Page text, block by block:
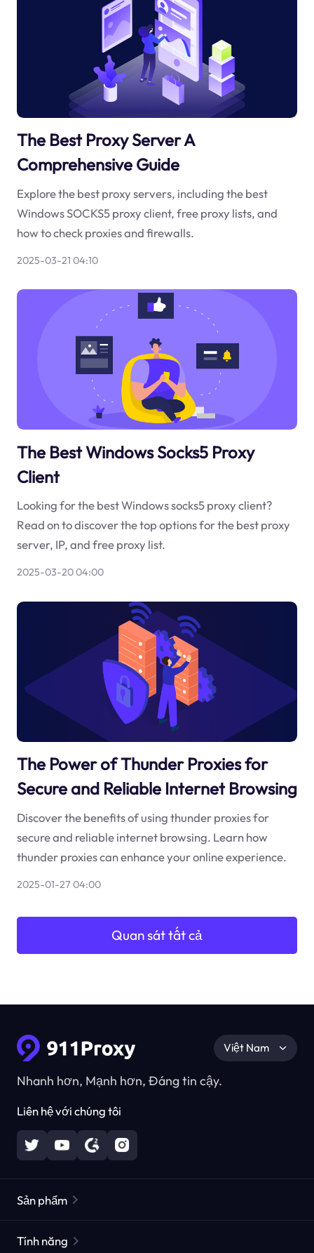
The Best Proxy Server A
Comprehensive Guide
Explore the best proxy servers, including the best
Windows SOCKS5 proxy client, free proxy lists, and
how to check proxies and firewalls.
2025-03-21 04:10
The Best Windows Socks5 Proxy
Client
Looking for the best Windows socks5 proxy client?
Read on to discover the top options for the best proxy
server, IP, and free proxy list.
2025-03-20 04:00
The Power of Thunder Proxies for
Secure and Reliable Internet Browsing
Discover the benefits of using thunder proxies for
secure and reliable internet browsing. Learn how
thunder proxies can enhance your online experience.
2025-01-27 04:00
Quan sát tất cả
Nhanh hơn, Mạnh hơn, Đáng tin cậy.
Liên hệ với chúng tôi
Việt Nam
Sản phẩm
Tính năng